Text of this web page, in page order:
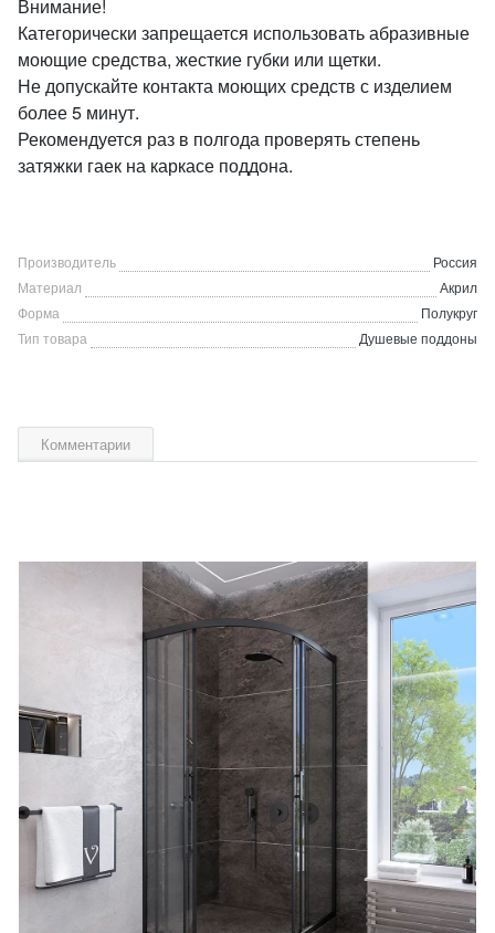
Внимание!
Категорически запрещается использовать абразивные
моющие средства, жесткие губки или щетки.
Не допускайте контакта моющих средств с изделием
более 5 минут.
Рекомендуется раз в полгода проверять степень
затяжки гаек на каркасе поддона.
Производитель
Россия
Материал
Акрил
Форма
Полукруг
Тип товара
Душевые поддоны
Комментарии